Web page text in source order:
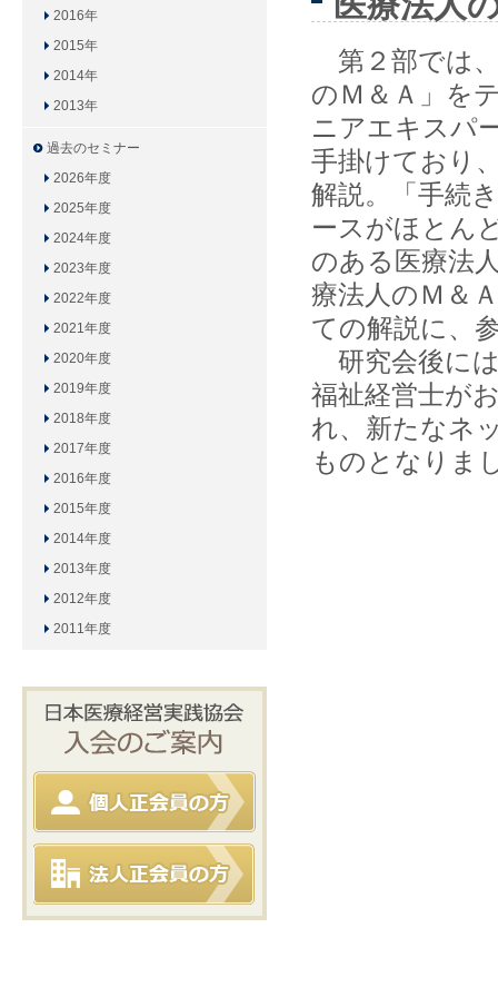
第２部では
のＭ＆Ａ」を
ニアエキスパ
手掛けており
解説。「手続
ースがほとん
のある医療法
療法人のＭ＆
ての解説に、
研究会後に
福祉経営士が
れ、新たなネ
ものとなりま
2016年
2015年
2014年
2013年
過去のセミナー
2026年度
2025年度
2024年度
2023年度
2022年度
2021年度
2020年度
2019年度
2018年度
2017年度
2016年度
2015年度
2014年度
2013年度
2012年度
2011年度